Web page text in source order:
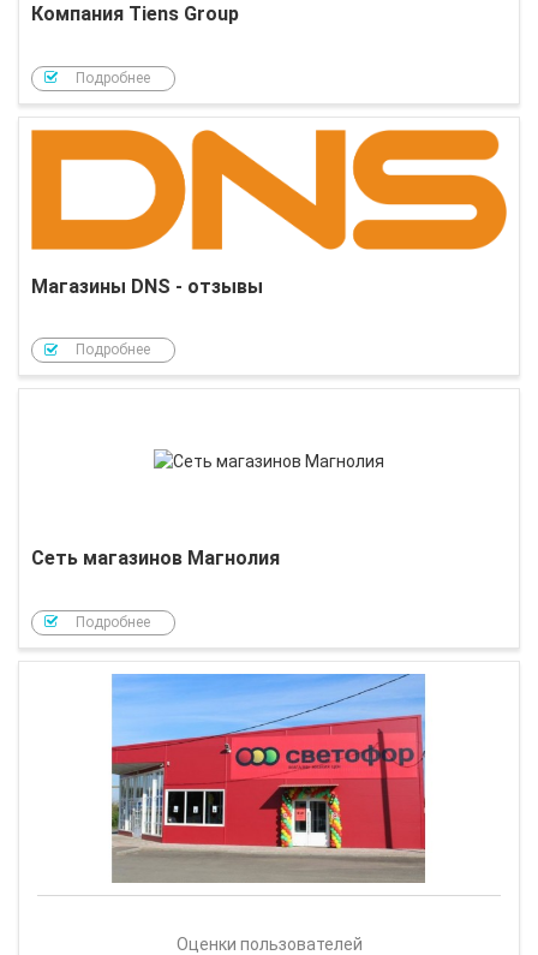
Компания Tiens Group
Подробнее
Магазины DNS - отзывы
Подробнее
Сеть магазинов Магнолия
Подробнее
Оценки пользователей